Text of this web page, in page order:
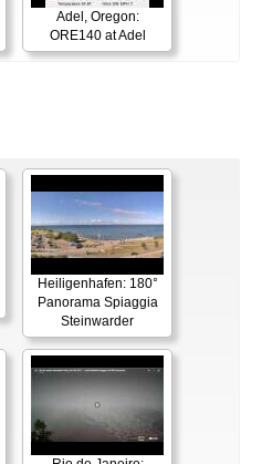
Adel, Oregon:
ORE140 at Adel
Heiligenhafen: 180°
Panorama Spiaggia
Steinwarder